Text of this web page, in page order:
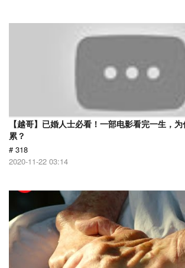
【越哥】已婚人士必看！一部电影看完一生，
累？
# 318
2020-11-22 03:14